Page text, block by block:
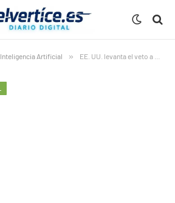
Inteligencia Artificial » EE. UU. levanta el veto a Fable 5 tras reforzar sus controles de seguridad en IA